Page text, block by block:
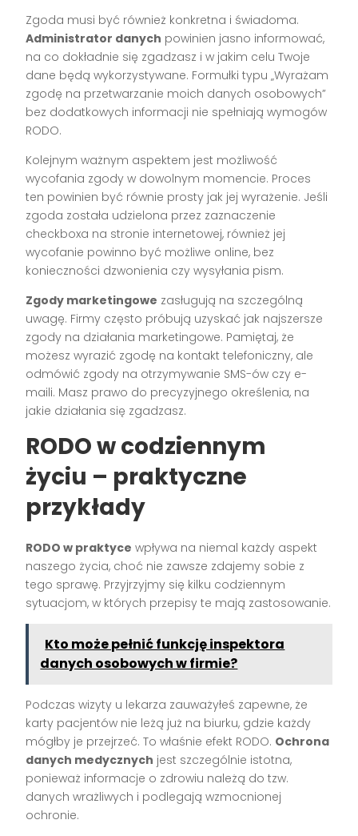
Zgoda musi być również konkretna i świadoma.
Administrator danych powinien jasno informować,
na co dokładnie się zgadzasz i w jakim celu Twoje
dane będą wykorzystywane. Formułki typu „Wyrażam
zgodę na przetwarzanie moich danych osobowych”
bez dodatkowych informacji nie spełniają wymogów
RODO.
Kolejnym ważnym aspektem jest możliwość
wycofania zgody w dowolnym momencie. Proces
ten powinien być równie prosty jak jej wyrażenie. Jeśli
zgoda została udzielona przez zaznaczenie
checkboxa na stronie internetowej, również jej
wycofanie powinno być możliwe online, bez
konieczności dzwonienia czy wysyłania pism.
Zgody marketingowe zasługują na szczególną
uwagę. Firmy często próbują uzyskać jak najszersze
zgody na działania marketingowe. Pamiętaj, że
możesz wyrazić zgodę na kontakt telefoniczny, ale
odmówić zgody na otrzymywanie SMS-ów czy e-
maili. Masz prawo do precyzyjnego określenia, na
jakie działania się zgadzasz.
RODO w codziennym
życiu – praktyczne
przykłady
RODO w praktyce wpływa na niemal każdy aspekt
naszego życia, choć nie zawsze zdajemy sobie z
tego sprawę. Przyjrzyjmy się kilku codziennym
sytuacjom, w których przepisy te mają zastosowanie.
Kto może pełnić funkcję inspektora
danych osobowych w firmie?
Podczas wizyty u lekarza zauważyłeś zapewne, że
karty pacjentów nie leżą już na biurku, gdzie każdy
mógłby je przejrzeć. To właśnie efekt RODO. Ochrona
danych medycznych jest szczególnie istotna,
ponieważ informacje o zdrowiu należą do tzw.
danych wrażliwych i podlegają wzmocnionej
ochronie.